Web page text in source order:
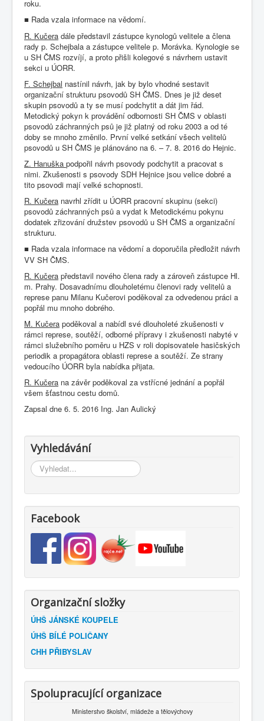
roku.
■ Rada vzala informace na vědomí.
R. Kučera dále představil zástupce kynologů velitele a člena
rady p. Schejbala a zástupce velitele p. Morávka. Kynologie se
u SH ČMS rozvíjí, a proto přišli kolegové s návrhem ustavit
sekci u ÚORR.
F. Schejbal nastínil návrh, jak by bylo vhodné sestavit
organizační strukturu psovodů SH ČMS. Dnes je již deset
skupin psovodů a ty se musí podchytit a dát jim řád.
Metodický pokyn k provádění odbornosti SH ČMS v oblasti
psovodů záchranných psů je již platný od roku 2003 a od té
doby se mnoho změnilo. První velké setkání všech velitelů
psovodů u SH ČMS je plánováno na 6. – 7. 8. 2016 do Hejnic.
Z. Hanuška podpořil návrh psovody podchytit a pracovat s
nimi. Zkušenosti s psovody SDH Hejnice jsou velice dobré a
tito psovodi mají velké schopnosti.
R. Kučera navrhl zřídit u ÚORR pracovní skupinu (sekci)
psovodů záchranných psů a vydat k Metodickému pokynu
dodatek zřizování družstev psovodů u SH ČMS a organizační
strukturu.
■ Rada vzala informace na vědomí a doporučila předložit návrh
VV SH ČMS.
R. Kučera představil nového člena rady a zároveň zástupce Hl.
m. Prahy. Dosavadnímu dlouholetému členovi rady velitelů a
represe panu Milanu Kučerovi poděkoval za odvedenou práci a
popřál mu mnoho dobrého.
M. Kučera poděkoval a nabídl své dlouholeté zkušenosti v
rámci represe, soutěží, odborné přípravy i zkušenosti nabyté v
rámci služebního poměru u HZS v roli dopisovatele hasičských
periodik a propagátora oblasti represe a soutěží. Ze strany
vedoucího ÚORR byla nabídka přijata.
R. Kučera na závěr poděkoval za vstřícné jednání a popřál
všem šťastnou cestu domů.
Zapsal dne 6. 5. 2016 Ing. Jan Aulický
Vyhledávání
Vyhledávání...
Facebook
Organizační složky
ÚHŠ JÁNSKÉ KOUPELE
ÚHŠ BÍLÉ POLIČANY
CHH PŘIBYSLAV
Spolupracující organizace
Ministerstvo školství, mládeže a tělovýchovy